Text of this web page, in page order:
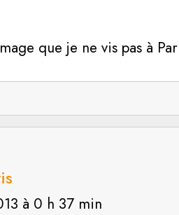
que je ne vis pas à
à 0 h 37 min